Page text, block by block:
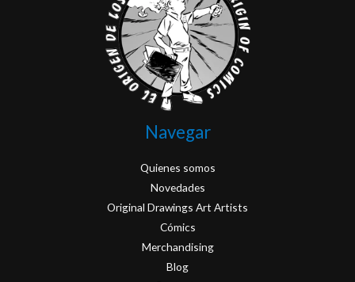
Navegar
Quienes somos
Novedades
Original Drawings Art Artists
Cómics
Merchandising
Blog